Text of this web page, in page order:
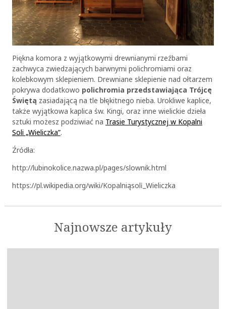
Piękna komora z wyjątkowymi drewnianymi rzeźbami
zachwyca zwiedzających barwnymi polichromiami oraz
kolebkowym sklepieniem. Drewniane sklepienie nad ołtarzem
pokrywa dodatkowo polichromia przedstawiająca Trójcę
Świętą zasiadającą na tle błękitnego nieba. Urokliwe kaplice,
także wyjątkowa kaplica św. Kingi, oraz inne wielickie dzieła
sztuki możesz podziwiać na Trasie Turystycznej w Kopalni
Soli „Wieliczka”.
Źródła:
http://lubinokolice.nazwa.pl/pages/slownik.html
https://pl.wikipedia.org/wiki/Kopalnia_soli_Wieliczka
Najnowsze artykuły